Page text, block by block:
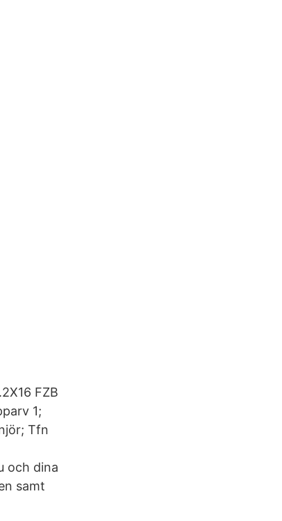
FZB
1;
Tfn
och dina
samt